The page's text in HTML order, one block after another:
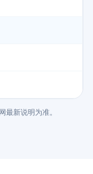
最新说明为准。